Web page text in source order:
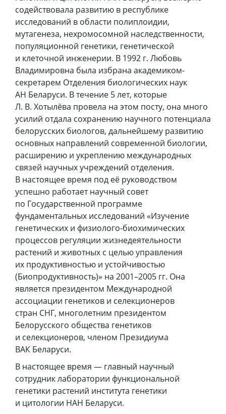
содействовала развитию в республике
исследований в области полиплоидии,
мутагенеза, нехромосомной наследственности,
популяционной генетики, генетической
и клеточной инженерии. В 1992 г. Любовь
Владимировна была избрана академиком-
секретарем Отделения биологических наук
АН Беларуси. В течение 5 лет, которые
Л. В. Хотылёва провела на этом посту, она много
усилий отдала сохранению научного потенциала
белорусских биологов, дальнейшему развитию
основных направлений современной биологии,
расширению и укреплению международных
связей научных учреждений отделения.
В настоящее время под её руководством
успешно работает научный совет
по Государственной программе
фундаментальных исследований «Изучение
генетических и физиолого-биохимических
процессов регуляции жизнедеятельности
растений и животных с целью управления
их продуктивностью и устойчивостью
(Биопродуктивность)» на 2001–2005 гг. Она
является президентом Международной
ассоциации генетиков и селекционеров
стран СНГ, многолетним президентом
Белорусского общества генетиков
и селекционеров, членом Президиума
ВАК Беларуси.
В настоящее время — главный научный
сотрудник лаборатории функциональной
генетики растений института генетики
и цитологии НАН Беларуси.